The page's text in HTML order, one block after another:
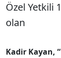
Özel Yetkili
olan
Kadir Kayan,